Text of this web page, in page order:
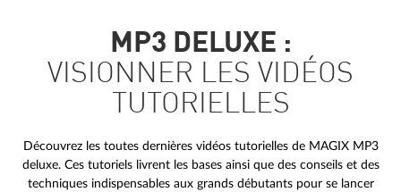
MP3 DELUXE :
VISIONNER LES VIDÉOS
TUTORIELLES
Découvrez les toutes dernières vidéos tutorielles de MAGIX MP3
deluxe. Ces tutoriels livrent les bases ainsi que des conseils et des
techniques indispensables aux grands débutants pour se lancer